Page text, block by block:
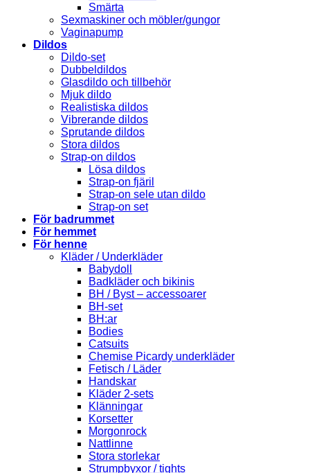
Smärta
Sexmaskiner och möbler/gungor
Vaginapump
Dildos
Dildo-set
Dubbeldildos
Glasdildo och tillbehör
Mjuk dildo
Realistiska dildos
Vibrerande dildos
Sprutande dildos
Stora dildos
Strap-on dildos
Lösa dildos
Strap-on fjäril
Strap-on sele utan dildo
Strap-on set
För badrummet
För hemmet
För henne
Kläder / Underkläder
Babydoll
Badkläder och bikinis
BH / Byst – accessoarer
BH-set
BH:ar
Bodies
Catsuits
Chemise Picardy underkläder
Fetisch / Läder
Handskar
Kläder 2-sets
Klänningar
Korsetter
Morgonrock
Nattlinne
Stora storlekar
Strumpbyxor / tights